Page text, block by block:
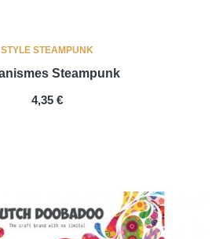
STYLE STEAMPUNK
Steampunk
PRIX
4,35 €